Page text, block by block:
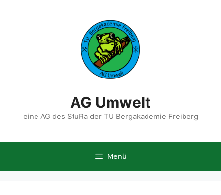
AG Umwelt
eine AG des StuRa der TU Bergakademie Freiberg
Menü